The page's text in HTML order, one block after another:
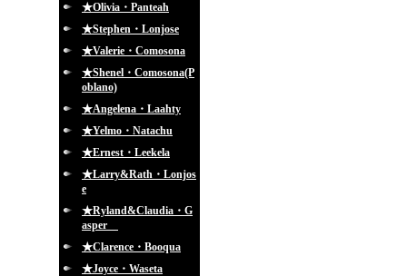
★Olivia・Panteah
★Stephen・Lonjose
★Valerie・Comosona
★Shenel・Comosona(P
oblano)
★Angelena・Laahty
★Yelmo・Natachu
★Ernest・Leekela
★Larry&Rath・Lonjos
e
★Ryland&Claudia・G
asper
★Clarence・Booqua
★Joyce・Waseta